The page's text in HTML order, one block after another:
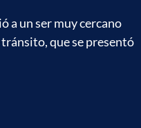
a un ser muy cercano
que se presentó